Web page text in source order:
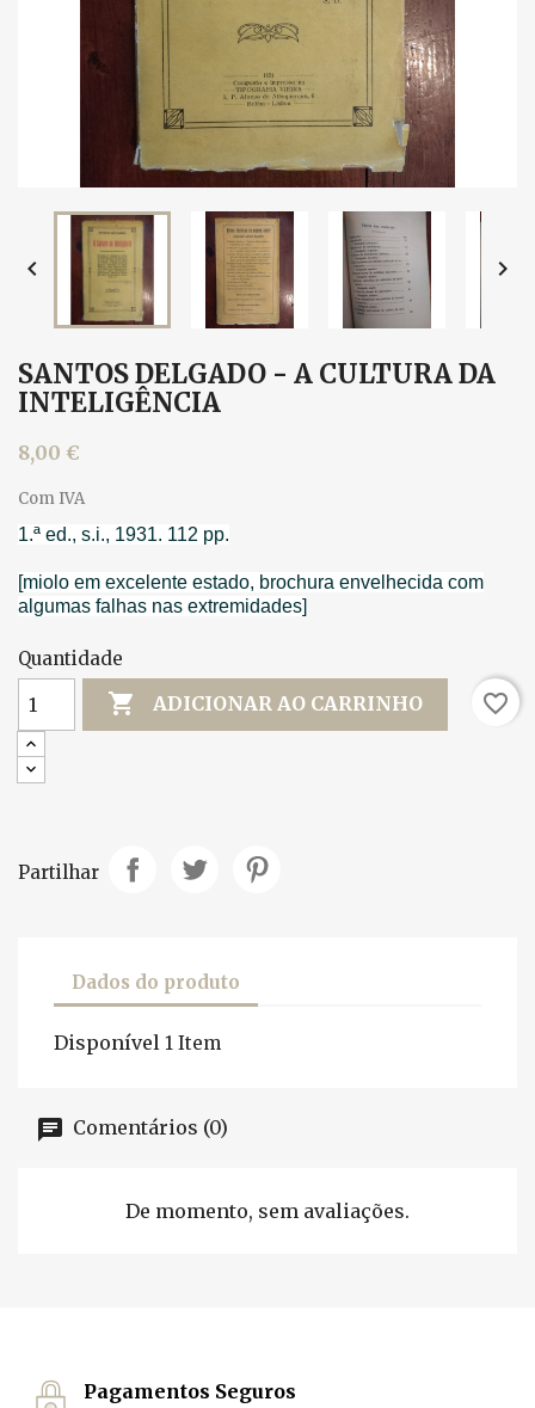
 
SANTOS DELGADO - A CULTURA DA
INTELIGÊNCIA
8,00 €
Com IVA
1.ª ed., s.i., 1931. 112 pp.
[miolo em excelente estado, brochura envelhecida com
algumas falhas nas extremidades]
Quantidade
 ADICIONAR AO CARRINHO favorite_border
Partilhar
Dados do produto
Disponível 1 Item
Comentários (0)
De momento, sem avaliações.
Pagamentos Seguros